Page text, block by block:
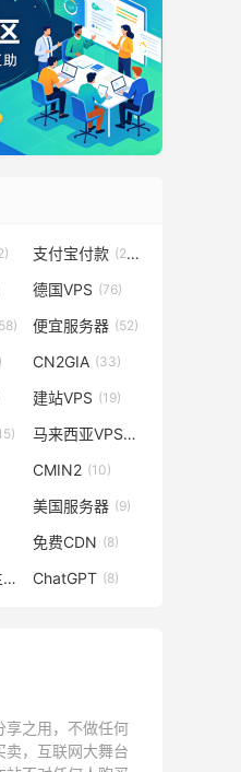
支付宝付款 (231)
德国VPS (76)
便宜服务器 (52)
CN2GIA (33)
建站VPS (19)
马来西亚VPS(14)
CMIN2 (10)
美国服务器 (9)
免费CDN (8)
WordPress主题 (8)
ChatGPT (8)
享之用，不做任何
卖，互联网大舞台